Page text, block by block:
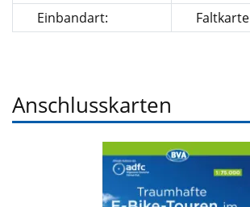
Einbandart:
Faltkarte
Anschlusskarten